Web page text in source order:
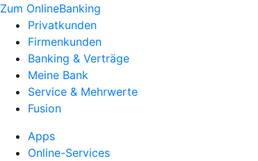
Zum OnlineBanking
Privatkunden
Firmenkunden
Banking & Verträge
Meine Bank
Service & Mehrwerte
Fusion
Apps
Online-Services